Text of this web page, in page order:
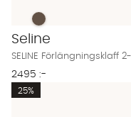
SELINE
SELINE
Seline
SELINE Förlängningsklaff
2495 :-
25%